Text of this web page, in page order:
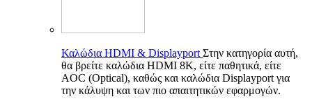
Καλώδια HDMI & Displayport Στην κατηγορία αυτή,
θα βρείτε καλώδια HDMI 8K, είτε παθητικά, είτε
AOC (Optical), καθώς και καλώδια Displayport για
την κάλυψη και των πιο απαιτητικών εφαρμογών.